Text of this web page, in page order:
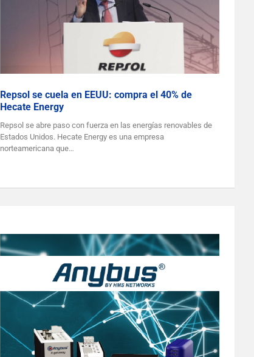
Repsol se cuela en EEUU: compra el 40% de
Hecate Energy
Repsol se abre paso con fuerza en las energías renovables de
Estados Unidos. Hecate Energy es una empresa
norteamericana que…